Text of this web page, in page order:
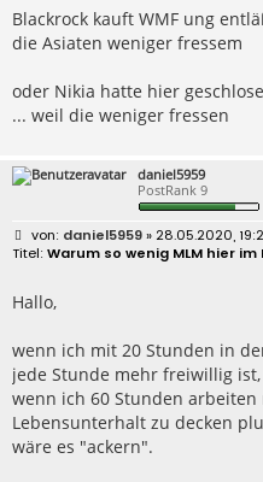
Blackrock kauft WMF ung
die Asiaten weniger fressem
oder Nikia hatte hier
... weil die weniger fressen
daniel5959
PostRank 9
B
e
r
a
daniel5959» 28.05.2020,
Warum so wenig MLM hier im
Hallo,
wenn ich mit 20 Stunden in
jede Stunde mehr freiwillig
wenn ich 60 Stunden
Lebensunterhalt zu decken
wäre es "ackern".